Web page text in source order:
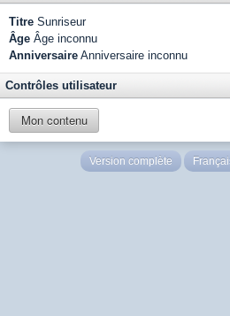
Titre Sunriseur
Âge Âge inconnu
Anniversaire Anniversaire inconnu
Contrôles utilisateur
Mon contenu
Version complète